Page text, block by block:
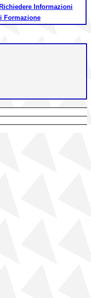
Richiedere Informazioni
Formazione